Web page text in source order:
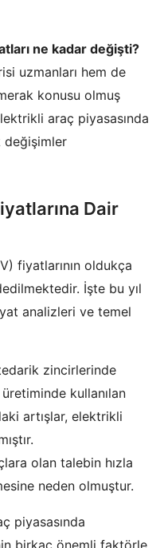
ne kadar değişti?
uzmanları hem de
konusu olmuş
araç piyasasında
değişimler
Dair
fiyatlarının oldukça
İşte bu yıl
analizleri ve temel
zincirlerinde
kullanılan
artışlar, elektrikli
olan talebin hızla
neden olmuştur.
piyasasında
birkaç önemli faktörle